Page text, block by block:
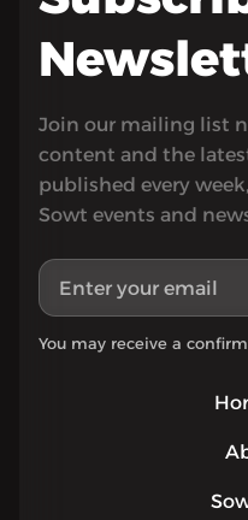
Join our mailing list
content and the
published every
Sowt events and
You may receive a